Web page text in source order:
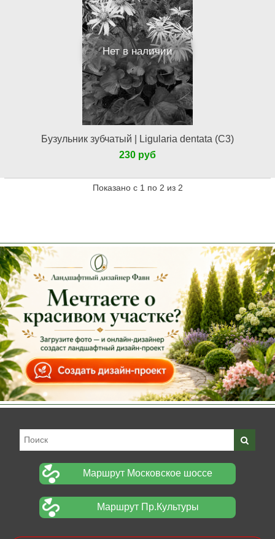
Нет в наличии
Бузульник зубчатый | Ligularia dentata (С3)
230 руб
Показано с 1 по 2 из 2
Маршрут Московское шоссе
Маршрут Пр.Культуры